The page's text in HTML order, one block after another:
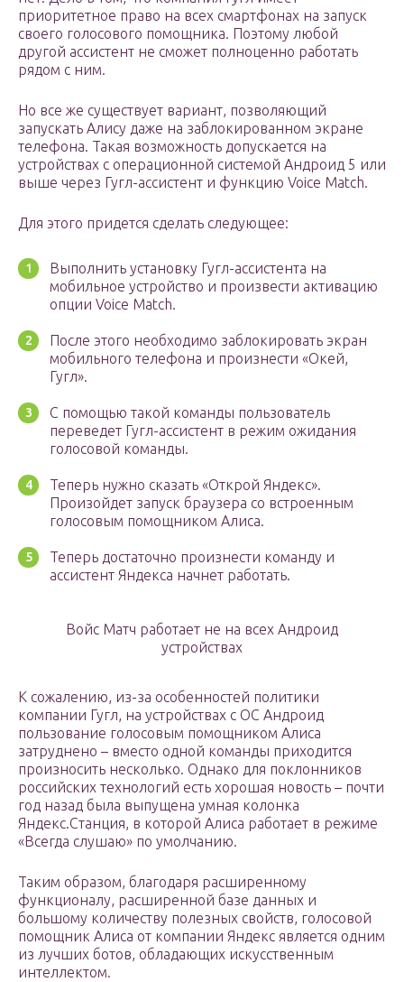
приоритетное право на всех смартфонах на запуск
своего голосового помощника. Поэтому любой
другой ассистент не сможет полноценно работать
рядом с ним.
Но все же существует вариант, позволяющий
запускать Алису даже на заблокированном экране
телефона. Такая возможность допускается на
устройствах с операционной системой Андроид 5 или
выше через Гугл-ассистент и функцию Voice Match.
Для этого придется сделать следующее:
Выполнить установку Гугл-ассистента на
мобильное устройство и произвести активацию
опции Voice Match.
После этого необходимо заблокировать экран
мобильного телефона и произнести «Окей,
Гугл».
С помощью такой команды пользователь
переведет Гугл-ассистент в режим ожидания
голосовой команды.
Теперь нужно сказать «Открой Яндекс».
Произойдет запуск браузера со встроенным
голосовым помощником Алиса.
Теперь достаточно произнести команду и
ассистент Яндекса начнет работать.
Войс Матч работает не на всех Андроид
устройствах
К сожалению, из-за особенностей политики
компании Гугл, на устройствах с ОС Андроид
пользование голосовым помощником Алиса
затруднено – вместо одной команды приходится
произносить несколько. Однако для поклонников
российских технологий есть хорошая новость – почти
год назад была выпущена умная колонка
Яндекс.Станция, в которой Алиса работает в режиме
«Всегда слушаю» по умолчанию.
Таким образом, благодаря расширенному
функционалу, расширенной базе данных и
большому количеству полезных свойств, голосовой
помощник Алиса от компании Яндекс является одним
из лучших ботов, обладающих искусственным
интеллектом.